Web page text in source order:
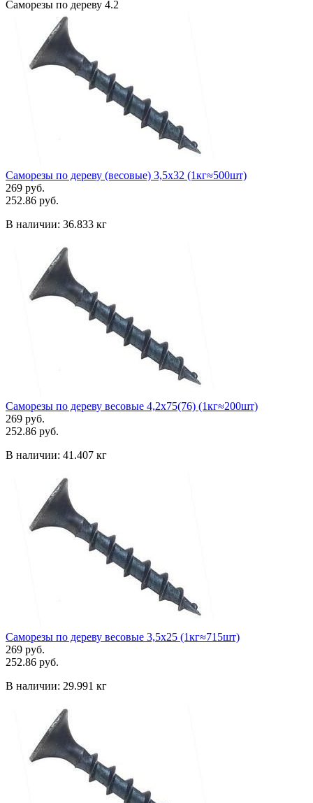
Саморезы по дереву 4.2
Саморезы по дереву (весовые) 3,5х32 (1кг≈500шт)
269 руб.
252.86 руб.
В наличии: 36.833 кг
Саморезы по дереву весовые 4,2х75(76) (1кг≈200шт)
269 руб.
252.86 руб.
В наличии: 41.407 кг
Саморезы по дереву весовые 3,5х25 (1кг≈715шт)
269 руб.
252.86 руб.
В наличии: 29.991 кг